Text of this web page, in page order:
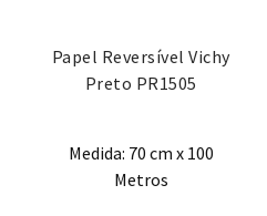
Papel Reversível Vichy
Preto PR1505
Medida: 70 cm x 100
Metros